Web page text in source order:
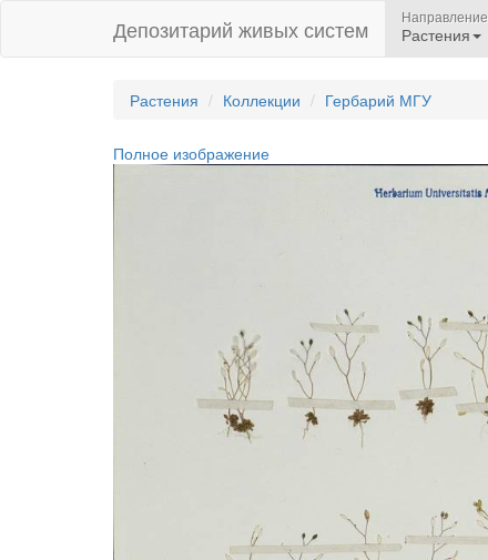
Депозитарий живых систем Направление
Растения
Растения Коллекции Гербарий МГУ
Полное изображение